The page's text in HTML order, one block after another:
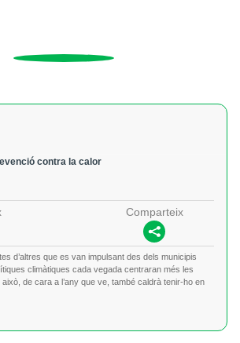
contra la calor
Comparteix
d’altres que es van impulsant des dels municipis
climàtiques cada vegada centraran més les
de cara a l’any que ve, també caldrà tenir-ho en